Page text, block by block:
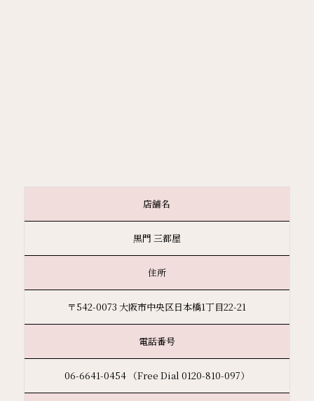
店舗名
黒門 三都屋
住所
〒542-0073 大阪市中央区日本橋1丁目22-21
電話番号
06-6641-0454 （Free Dial 0120-810-097）